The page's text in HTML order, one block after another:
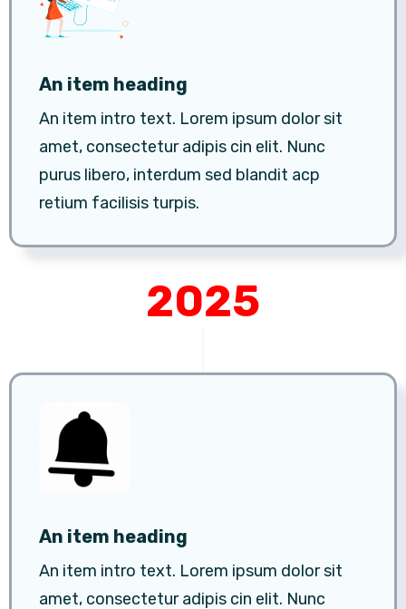
An item heading
An item intro text. Lorem ipsum dolor sit
amet, consectetur adipis cin elit. Nunc
purus libero, interdum sed blandit acp
retium facilisis turpis.
2025
An item heading
An item intro text. Lorem ipsum dolor sit
amet, consectetur adipis cin elit. Nunc